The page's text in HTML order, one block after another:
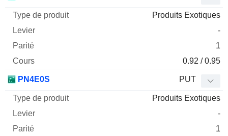
Produits Exotiques
-
1
0.92 / 0.95
PN4E0S PUT
Produits Exotiques
-
1